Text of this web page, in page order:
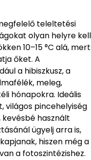
teleltetési
olyan helyre kell
10–15 °C alá, mert
őket. A
a hibiszkusz, a
meleg,
hónapokra. Ideális
világos pincehelyiség
használt
ügyelj arra is,
hiszen még a
a fotoszintézishez.